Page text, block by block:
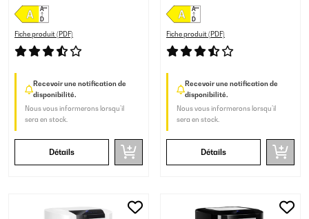
Fiche produit (PDF)
Recevoir une notification de
disponibilité.
Nous vous informerons lorsqu’il
sera en stock.
Détails
Fiche produit (PDF)
Recevoir une notification de
disponibilité.
Nous vous informerons lorsqu’il
sera en stock.
Détails